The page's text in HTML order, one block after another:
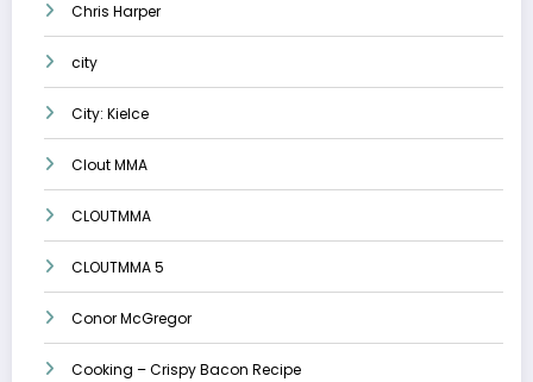
Chris Harper
city
City: Kielce
Clout MMA
CLOUTMMA
CLOUTMMA 5
Conor McGregor
Cooking – Crispy Bacon Recipe